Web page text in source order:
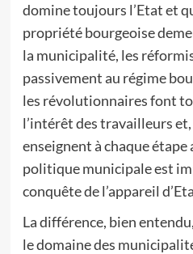
domine toujours l’Etat et
propriété bourgeoise
la municipalité, les
passivement au régime
les révolutionnaires font
l’intérêt des travailleurs
enseignent à chaque
politique municipale est
conquête de l’appareil
La différence, bien
le domaine des